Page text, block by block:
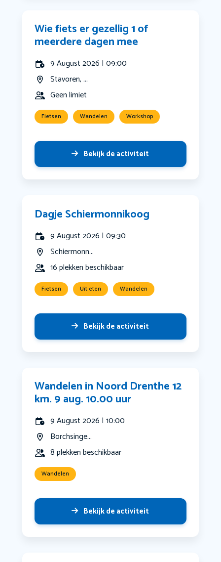
Wie fiets er gezellig 1 of
meerdere dagen mee
9 August 2026 | 09:00
Stavoren, ...
Geen limiet
Fietsen Wandelen Workshop
Bekijk de activiteit
Dagje Schiermonnikoog
9 August 2026 | 09:30
Schiermonn...
16 plekken beschikbaar
Fietsen Uit eten Wandelen
Bekijk de activiteit
Wandelen in Noord Drenthe 12
km. 9 aug. 10.00 uur
9 August 2026 | 10:00
Borchsinge...
8 plekken beschikbaar
Wandelen
Bekijk de activiteit